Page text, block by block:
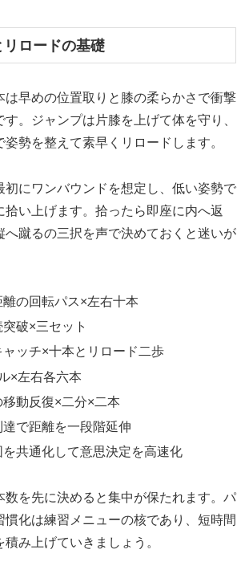
ロードの基礎
は早めの位置取りと膝の柔らかさで衝撃
す。ジャンプは片膝を上げて体を守り、
勢を整えて素早くリロードします。
初にワンバウンドを想定し、低い姿勢で
拾い上げます。拾ったら即座に内へ返
へ蹴るの三択を声で決めておくと迷いが
の回転パス×左右十本
破×三セット
ッチ×十本とリロード二歩
×左右各六本
移動反復×二分×二本
達で距離を一段階延伸
共通化して意思決定を高速化
数を先に決めると集中が保たれます。パ
慣化は練習メニューの核であり、短時間
み上げていきましょう。